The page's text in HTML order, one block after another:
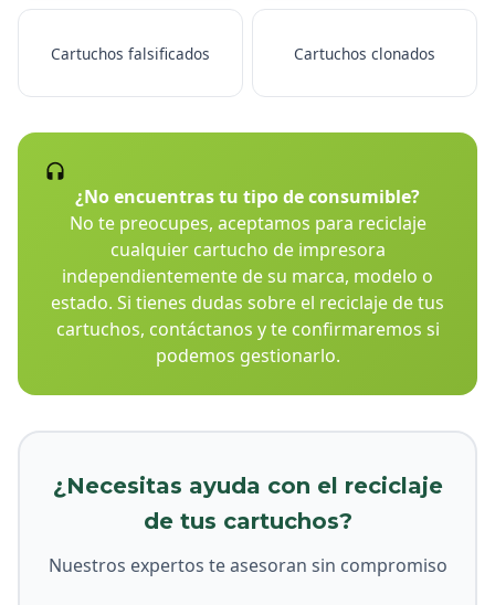
Cartuchos falsificados Cartuchos clonados
¿No encuentras tu tipo de consumible?
No te preocupes, aceptamos para reciclaje
cualquier cartucho de impresora
independientemente de su marca, modelo o
estado. Si tienes dudas sobre el reciclaje de tus
cartuchos, contáctanos y te confirmaremos si
podemos gestionarlo.
¿Necesitas ayuda con el reciclaje
de tus cartuchos?
Nuestros expertos te asesoran sin compromiso